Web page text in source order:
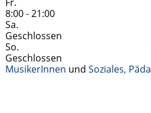
8:00 - 21:00
Sa.
Geschlossen
So.
Geschlossen
MusikerInnen undSoziales,